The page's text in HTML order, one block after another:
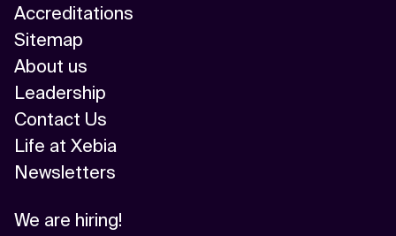
Accreditations
Sitemap
About us
Leadership
Contact Us
Life at Xebia
Newsletters
We are hiring!